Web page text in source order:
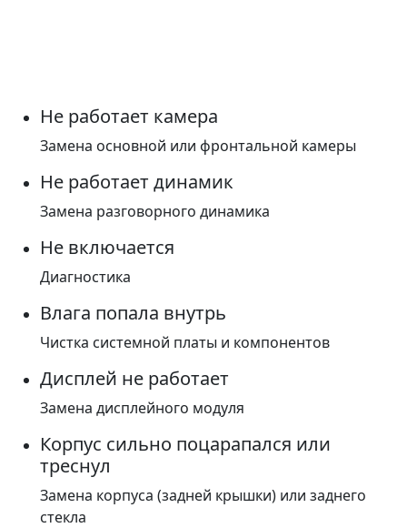
Не работает камера
Замена основной или фронтальной камеры
Не работает динамик
Замена разговорного динамика
Не включается
Диагностика
Влага попала внутрь
Чистка системной платы и компонентов
Дисплей не работает
Замена дисплейного модуля
Корпус сильно поцарапался или
треснул
Замена корпуса (задней крышки) или заднего
стекла